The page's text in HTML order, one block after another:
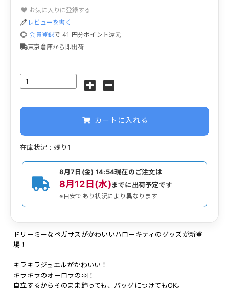
お気に入りに登録する
レビューを書く
会員登録で 41 円分ポイント還元
東京倉庫から即出荷
カートに入れる
在庫状況：残り1
8月7日(金) 14:54現在のご注文は
8月12日(水)までに出荷予定です
※目安であり状況により異なります
ドリーミーなペガサスがかわいいハローキティのグッズが新登
場！
キラキラジュエルがかわいい！
キラキラのオーロラの羽！
自立するからそのまま飾っても、バッグにつけてもOK。